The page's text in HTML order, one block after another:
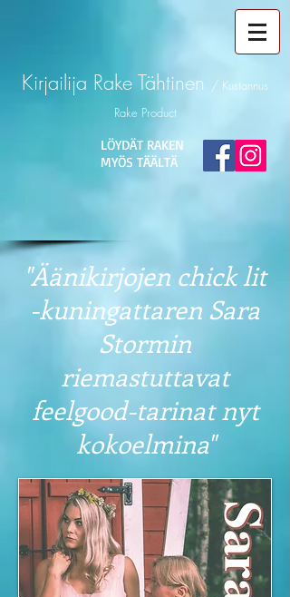
Kirjailija Rake Tähtinen / Kustannus
Rake Product
LÖYDÄT RAKEN
MYÖS TÄÄLTÄ
"Äänikirjojen chick lit
-kuningattaren Sara
Stormin
riemastuttavat
feelgood-tarinat nyt
kokoelmina"